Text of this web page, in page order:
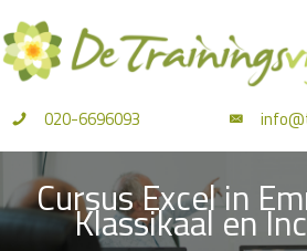
naar
de
inhoud
020-6696093
Cursus Excel in
Klassikaal en